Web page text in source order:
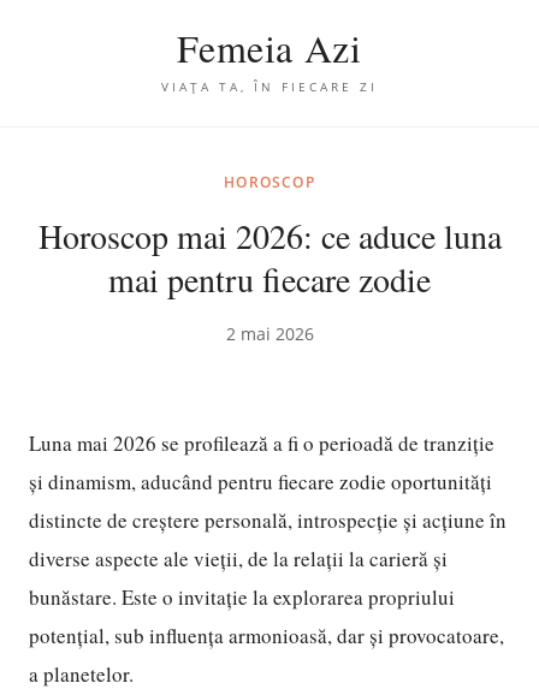
Femeia Azi
VIAȚA TA, ÎN FIECARE ZI
HOROSCOP
Horoscop mai 2026: ce aduce luna
mai pentru fiecare zodie
2 mai 2026
Luna mai 2026 se profilează a fi o perioadă de tranziție
și dinamism, aducând pentru fiecare zodie oportunități
distincte de creștere personală, introspecție și acțiune în
diverse aspecte ale vieții, de la relații la carieră și
bunăstare. Este o invitație la explorarea propriului
potențial, sub influența armonioasă, dar și provocatoare,
a planetelor.